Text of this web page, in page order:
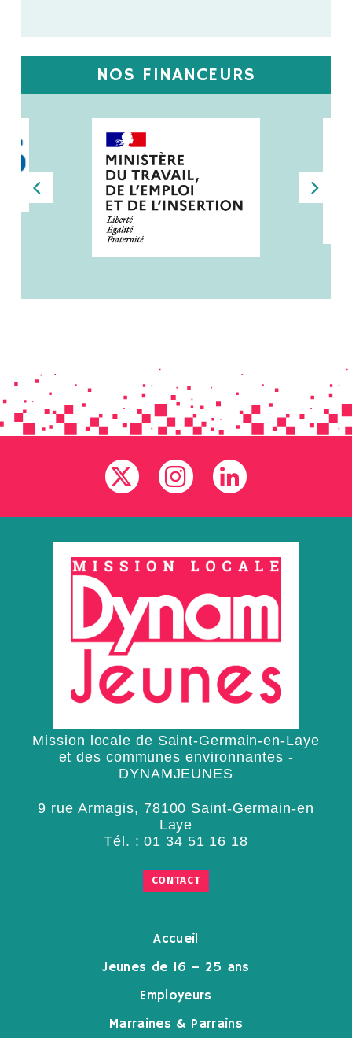
NOS FINANCEURS
Mission locale de Saint-Germain-en-Laye
et des communes environnantes -
DYNAMJEUNES
9 rue Armagis, 78100 Saint-Germain-en
Laye
Tél. :01 34 51 16 18
CONTACT
Accueil
Jeunes de 16 – 25 ans
Employeurs
Marraines & Parrains